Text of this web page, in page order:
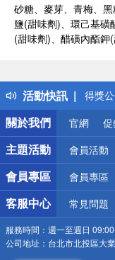
砂糖、麥芽、青梅、
鹽(甜味劑)、環己基
(甜味劑)、醋磺內酯鉀(
活動快訊
得獎
熱門
銀行
偏遠
詐騙
關於我們
官網
主題活動 會員活動
會員專區 會員專區
客服中心 常見問題
服務時間： 週一至週日
公司地址： 台北市北投區大